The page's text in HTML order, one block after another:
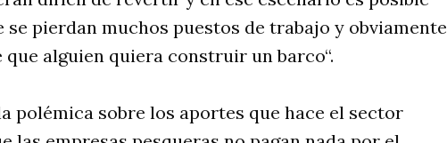
se pierdan muchos puestos de trabajo y obviamente
alguien quiera construir un barco“.
polémica sobre los aportes que hace el sector